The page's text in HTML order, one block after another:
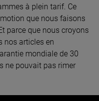
à plein tarif. Ce
que nous faisons
parce que nous croyons
nos articles en
mondiale de 30
ne pouvait pas rimer